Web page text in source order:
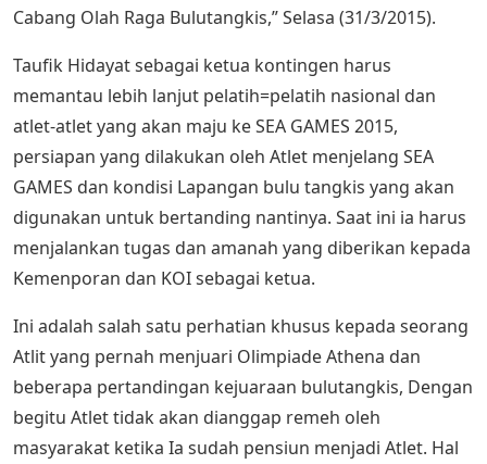
Cabang Olah Raga Bulutangkis,” Selasa (31/3/2015).
Taufik Hidayat sebagai ketua kontingen harus
memantau lebih lanjut pelatih=pelatih nasional dan
atlet-atlet yang akan maju ke SEA GAMES 2015,
persiapan yang dilakukan oleh Atlet menjelang SEA
GAMES dan kondisi Lapangan bulu tangkis yang akan
digunakan untuk bertanding nantinya. Saat ini ia harus
menjalankan tugas dan amanah yang diberikan kepada
Kemenporan dan KOI sebagai ketua.
Ini adalah salah satu perhatian khusus kepada seorang
Atlit yang pernah menjuari Olimpiade Athena dan
beberapa pertandingan kejuaraan bulutangkis, Dengan
begitu Atlet tidak akan dianggap remeh oleh
masyarakat ketika Ia sudah pensiun menjadi Atlet. Hal